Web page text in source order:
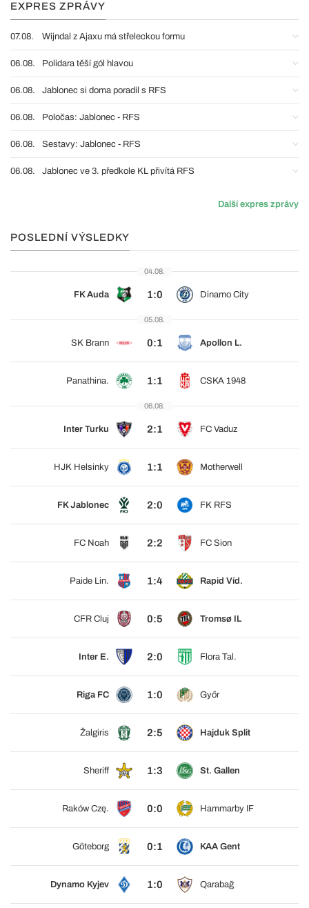
EXPRES ZPRÁVY
07.08. Wijndal z Ajaxu má střeleckou formu
06.08. Polidara těší gól hlavou
06.08. Jablonec si doma poradil s RFS
06.08. Poločas: Jablonec - RFS
06.08. Sestavy: Jablonec - RFS
06.08. Jablonec ve 3. předkole KL přivítá RFS
Další expres zprávy
POSLEDNÍ VÝSLEDKY
04.08.
FK Auda 1:0 Dinamo City
05.08.
SK Brann 0:1 Apollon L.
Panathina. 1:1 CSKA 1948
06.08.
Inter Turku 2:1 FC Vaduz
HJK Helsinky 1:1 Motherwell
FK Jablonec 2:0 FK RFS
FC Noah 2:2 FC Sion
Paide Lin. 1:4 Rapid Víd.
CFR Cluj 0:5 Tromsø IL
Inter E. 2:0 Flora Tal.
Riga FC 1:0 Győr
Žalgiris 2:5 Hajduk Split
Sheriff 1:3 St. Gallen
Raków Czę. 0:0 Hammarby IF
Göteborg 0:1 KAA Gent
Dynamo Kyjev 1:0 Qarabağ